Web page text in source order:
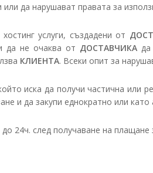
да нарушават правата за
услуги, създадени от
да не очаква от ДОСТАВЧИКА
КЛИЕНТА. Всеки опит за
иска да получи частична или
и да закупи еднократно или
24ч. след получаване на